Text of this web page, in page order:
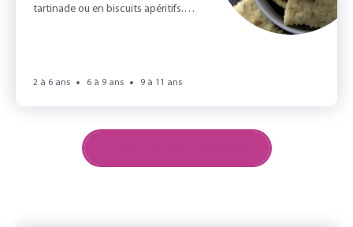
tartinade ou en biscuits apéritifs.
2 à 6 ans 6 à 9 ans 9 à 11 ans